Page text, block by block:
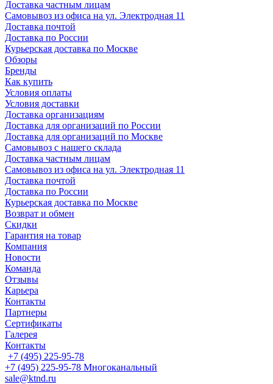
Доставка частным лицам
Самовывоз из офиса на ул. Электродная 11
Доставка почтой
Доставка по России
Курьерская доставка по Москве
Обзоры
Бренды
Как купить
Условия оплаты
Условия доставки
Доставка организациям
Доставка для организаций по России
Доставка для организаций по Москве
Самовывоз с нашего склада
Доставка частным лицам
Самовывоз из офиса на ул. Электродная 11
Доставка почтой
Доставка по России
Курьерская доставка по Москве
Возврат и обмен
Скидки
Гарантия на товар
Компания
Новости
Команда
Отзывы
Карьера
Контакты
Партнеры
Сертификаты
Галерея
Контакты
+7 (495) 225-95-78
+7 (495) 225-95-78 Многоканальный
sale@ktnd.ru